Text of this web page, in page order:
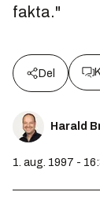
fakta."
Del
Harald
1. aug. 1997 -